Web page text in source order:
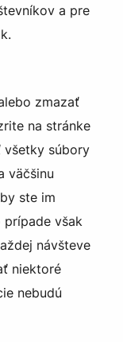
a pre
zmazať
na stránke
súbory
väčšinu
ste im
prípade však
návšteve
niektoré
nebudú